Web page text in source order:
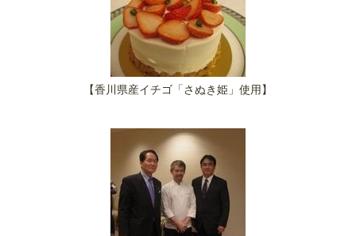
【香川県産イチゴ「さぬき姫」使用】